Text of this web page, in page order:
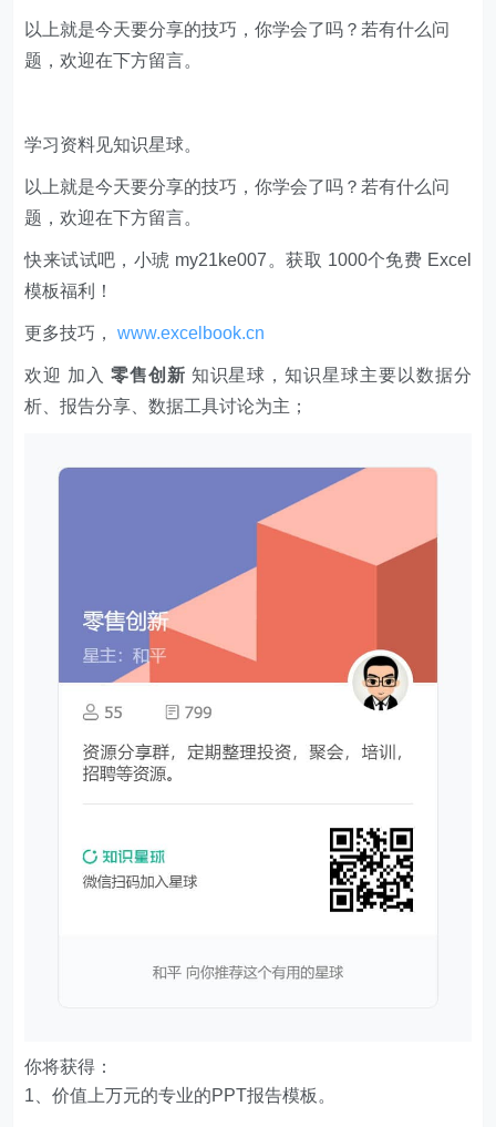
以上就是今天要分享的技巧，你学会了吗？若有什么问
题，欢迎在下方留言。
学习资料见知识星球。
以上就是今天要分享的技巧，你学会了吗？若有什么问
题，欢迎在下方留言。
快来试试吧，小琥 my21ke007。获取 1000个免费 Excel
模板福利​​​​！
更多技巧，www.excelbook.cn
欢迎 加入 零售创新 知识星球，知识星球主要以数据分
析、报告分享、数据工具讨论为主；
你将获得：
1、价值上万元的专业的PPT报告模板。